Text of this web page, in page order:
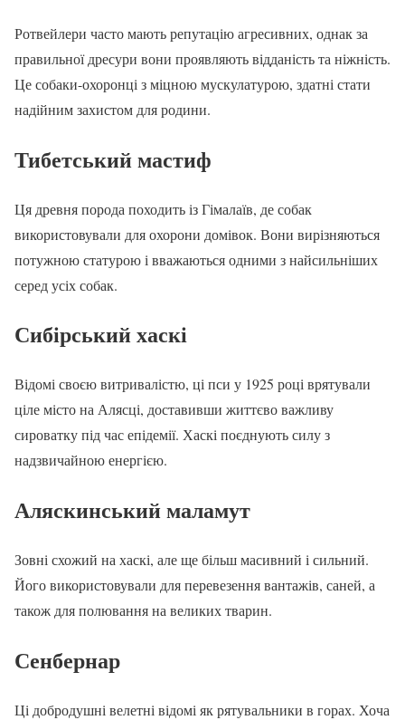
Ротвейлери часто мають репутацію агресивних, однак за
правильної дресури вони проявляють відданість та ніжність.
Це собаки-охоронці з міцною мускулатурою, здатні стати
надійним захистом для родини.
Тибетський мастиф
Ця древня порода походить із Гімалаїв, де собак
використовували для охорони домівок. Вони вирізняються
потужною статурою і вважаються одними з найсильніших
серед усіх собак.
Сибірський хаскі
Відомі своєю витривалістю, ці пси у 1925 році врятували
ціле місто на Алясці, доставивши життєво важливу
сироватку під час епідемії. Хаскі поєднують силу з
надзвичайною енергією.
Аляскинський маламут
Зовні схожий на хаскі, але ще більш масивний і сильний.
Його використовували для перевезення вантажів, саней, а
також для полювання на великих тварин.
Сенбернар
Ці добродушні велетні відомі як рятувальники в горах. Хоча